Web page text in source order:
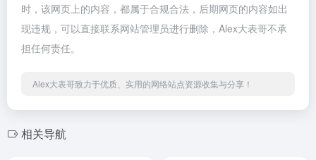
时，该网页上的内容，都属于合规合法，后期网页的内容如出
现违规，可以直接联系网站管理员进行删除，Alex大表哥不承
担任何责任。
Alex大表哥致力于优质、实用的网络站点资源收集与分享！
相关导航